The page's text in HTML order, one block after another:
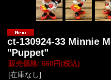
ct-130924-33 Minnie
"Puppet"
販売価格: 660円(税込)
[在庫なし]